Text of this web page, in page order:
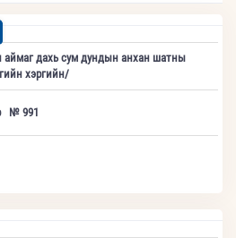
аймаг дахь сум дундын анхан шатны
хэргийн/
№ 991